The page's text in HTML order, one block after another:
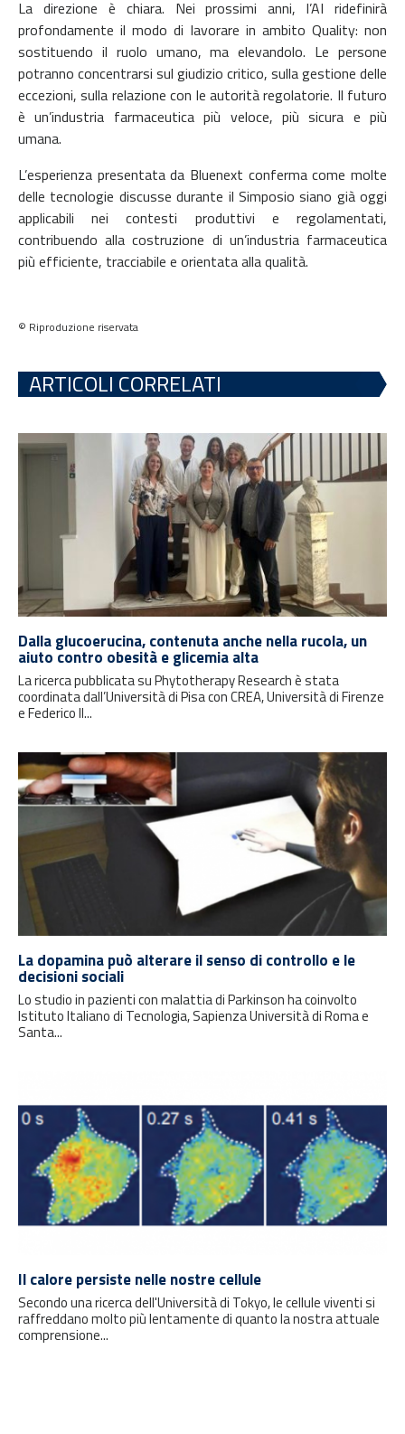
La direzione è chiara. Nei prossimi anni, l’AI ridefinirà
profondamente il modo di lavorare in ambito Quality: non
sostituendo il ruolo umano, ma elevandolo. Le persone
potranno concentrarsi sul giudizio critico, sulla gestione delle
eccezioni, sulla relazione con le autorità regolatorie. Il futuro
è un’industria farmaceutica più veloce, più sicura e più
umana.
L’esperienza presentata da Bluenext conferma come molte
delle tecnologie discusse durante il Simposio siano già oggi
applicabili nei contesti produttivi e regolamentati,
contribuendo alla costruzione di un’industria farmaceutica
più efficiente, tracciabile e orientata alla qualità.
© Riproduzione riservata
ARTICOLI CORRELATI
Dalla glucoerucina, contenuta anche nella rucola, un
aiuto contro obesità e glicemia alta
La ricerca pubblicata su Phytotherapy Research è stata
coordinata dall’Università di Pisa con CREA, Università di Firenze
e Federico II...
La dopamina può alterare il senso di controllo e le
decisioni sociali
Lo studio in pazienti con malattia di Parkinson ha coinvolto
Istituto Italiano di Tecnologia, Sapienza Università di Roma e
Santa...
Il calore persiste nelle nostre cellule
Secondo una ricerca dell'Università di Tokyo, le cellule viventi si
raffreddano molto più lentamente di quanto la nostra attuale
comprensione...